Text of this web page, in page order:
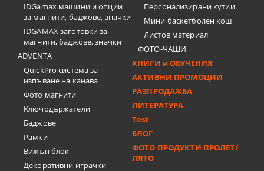
IDGamax машини и опции
за магнити, баджове, значки
IDGAMAX заготовки за
магнити, баджове, значки
ADVENTA
QuickPro система за
изпъване на канава
Фото магнити
Ключодържатели
Баджове
Рамки
Вижън блок
Декоративни играчки
Персонализирани кутии
Мини баскетболен кош
Листов материал
ФОТО-ЧАШИ
КНИГИ и ОБУЧЕНИЯ
АКТИВНИ ПРОМОЦИИ
РАЗПРОДАЖБА
ЛИТЕРАТУРА
Test
БЛОГ
ФОТО ПРОДУКТИ ПРОЛЕТ/
ЛЯТО